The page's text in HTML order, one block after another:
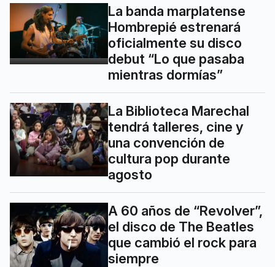
La banda marplatense
Hombrepié estrenará
oficialmente su disco
debut “Lo que pasaba
mientras dormías”
La Biblioteca Marechal
tendrá talleres, cine y
una convención de
cultura pop durante
agosto
A 60 años de “Revolver”,
el disco de The Beatles
que cambió el rock para
siempre